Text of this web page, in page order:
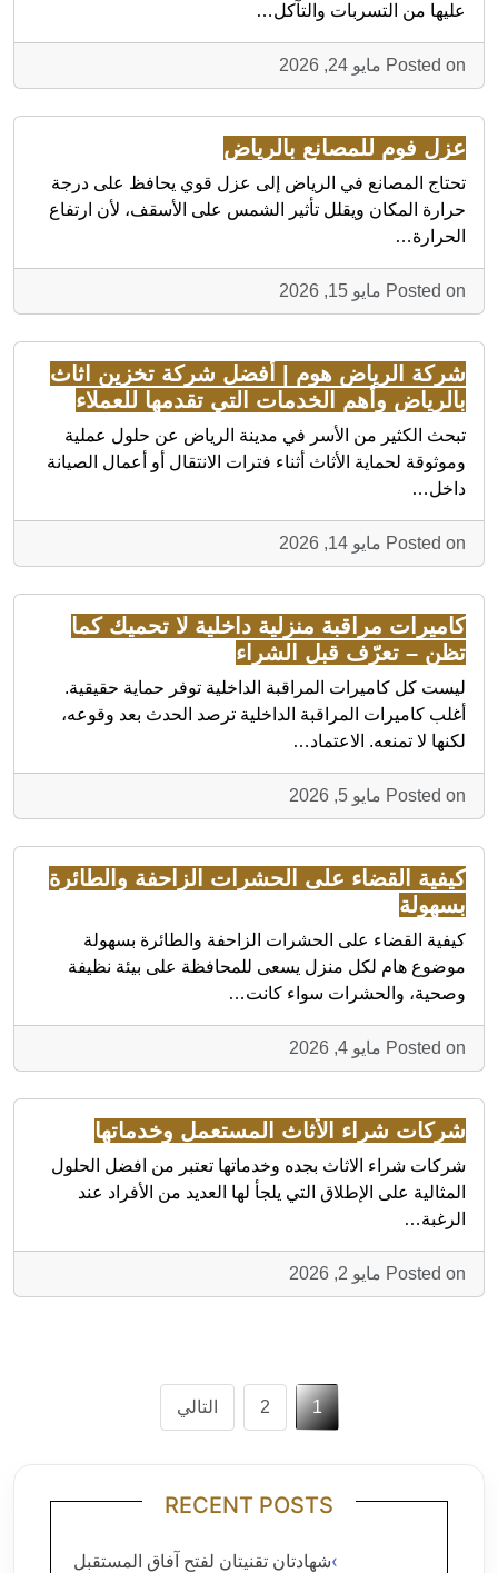
عليها من التسربات والتآكل…
Posted on مايو 24, 2026
عزل فوم للمصانع بالرياض
تحتاج المصانع في الرياض إلى عزل قوي يحافظ على درجة
حرارة المكان ويقلل تأثير الشمس على الأسقف، لأن ارتفاع
الحرارة…
Posted on مايو 15, 2026
شركة الرياض هوم | أفضل شركة تخزين اثاث
بالرياض وأهم الخدمات التي تقدمها للعملاء
تبحث الكثير من الأسر في مدينة الرياض عن حلول عملية
وموثوقة لحماية الأثاث أثناء فترات الانتقال أو أعمال الصيانة
داخل…
Posted on مايو 14, 2026
كاميرات مراقبة منزلية داخلية لا تحميك كما
تظن – تعرّف قبل الشراء
ليست كل كاميرات المراقبة الداخلية توفر حماية حقيقية.
أغلب كاميرات المراقبة الداخلية ترصد الحدث بعد وقوعه،
لكنها لا تمنعه. الاعتماد…
Posted on مايو 5, 2026
كيفية القضاء على الحشرات الزاحفة والطائرة
بسهولة
كيفية القضاء على الحشرات الزاحفة والطائرة بسهولة
موضوع هام لكل منزل يسعى للمحافظة على بيئة نظيفة
وصحية، والحشرات سواء كانت…
Posted on مايو 4, 2026
شركات شراء الأثاث المستعمل وخدماتها
شركات شراء الاثاث بجده وخدماتها تعتبر من افضل الحلول
المثالية على الإطلاق التي يلجأ لها العديد من الأفراد عند
الرغبة…
Posted on مايو 2, 2026
تعدد
صفحات
1
2 التالي
RECENT POSTS
شهادتان تقنيتان لفتح آفاق المستقبل